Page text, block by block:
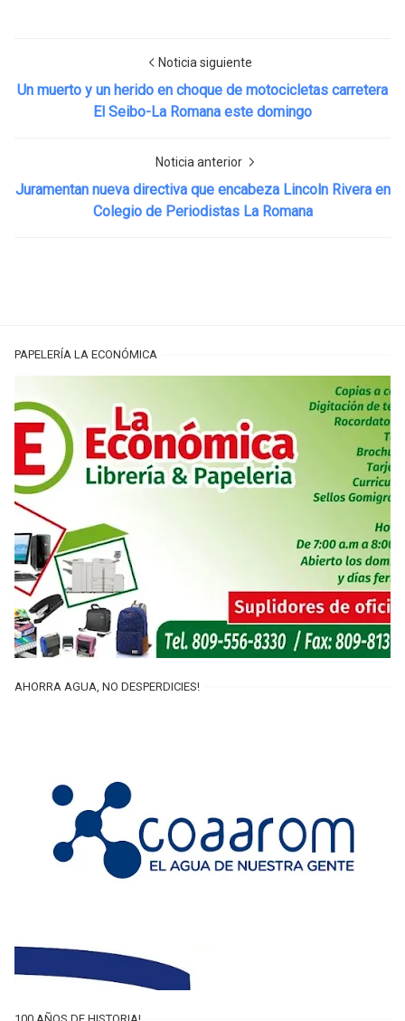
Noticia siguiente
Un muerto y un herido en choque de motocicletas carretera
El Seibo-La Romana este domingo
Noticia anterior
Juramentan nueva directiva que encabeza Lincoln Rivera en
Colegio de Periodistas La Romana
PAPELERÍA LA ECONÓMICA
AHORRA AGUA, NO DESPERDICIES!